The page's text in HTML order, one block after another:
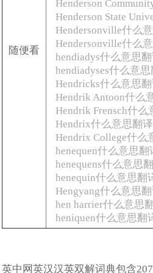
随便看
Henderson
Henderson State
Hendersonville什么
Hendersonville什么
hendiadys什么意思
hendiadyses什么意
Hendricks什么意思
Hendrik Antoon什么
Hendrik Frensch什么
Hendrix什么意思翻译
Hendrix College什么
henequen什么意思翻
henequens什么意思
henequin什么意思翻
Hengyang什么意思
hen harrier什么意思
heniquen什么意思翻
英中网英汉汉英双解词典包含